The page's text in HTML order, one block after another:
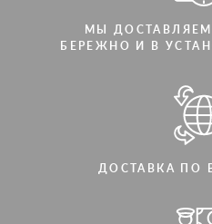
МЫ
БЕРЕЖНО И В
ДОСТАВКА ПО